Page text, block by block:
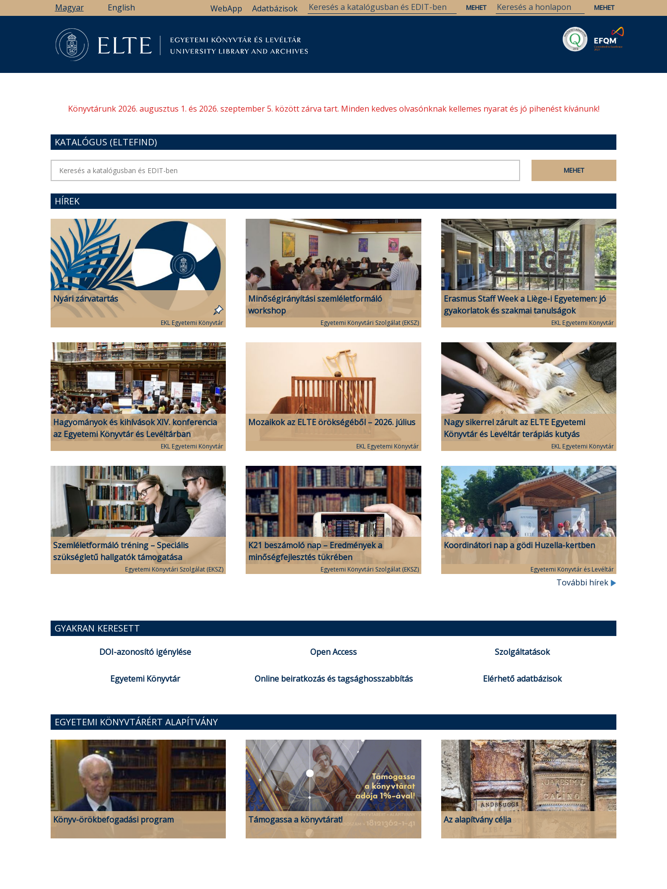
a
Magyar English Adatbázisok
WebApp
Könyvtárunk 2026. augusztus 1. és 2026. szeptember 5. között zárva tart. Minden kedves olvasónknak kellemes nyarat és jó pihenést kívánunk!
KATALÓGUS (ELTEFIND)
HÍREK
Nyári zárvatartás
EKL Egyetemi Könyvtár
Minőségirányítási szemléletformáló
workshop
Egyetemi Könyvtári Szolgálat (EKSZ)
Erasmus Staff Week a Liège-i Egyetemen: jó
gyakorlatok és szakmai tanulságok
EKL Egyetemi Könyvtár
Hagyományok és kihívások XIV. konferencia
az Egyetemi Könyvtár és Levéltárban
EKL Egyetemi Könyvtár
Mozaikok az ELTE örökségéből – 2026. július
EKL Egyetemi Könyvtár
Nagy sikerrel zárult az ELTE Egyetemi
Könyvtár és Levéltár terápiás kutyás
EKL Egyetemi Könyvtár
Szemléletformáló tréning – Speciális
szükségletű hallgatók támogatása
Egyetemi Könyvtári Szolgálat (EKSZ)
K21 beszámoló nap – Eredmények a
minőségfejlesztés tükrében
Egyetemi Könyvtári Szolgálat (EKSZ)
Koordinátori nap a gödi Huzella-kertben
Egyetemi Könyvtár és Levéltár
További hírek
GYAKRAN KERESETT
DOI-azonosító igénylése Open Access Szolgáltatások
Egyetemi Könyvtár Online beiratkozás és tagsághosszabbítás Elérhető adatbázisok
EGYETEMI KÖNYVTÁRÉRT ALAPÍTVÁNY
Könyv-örökbefogadási program Támogassa a könyvtárat! Az alapítvány célja